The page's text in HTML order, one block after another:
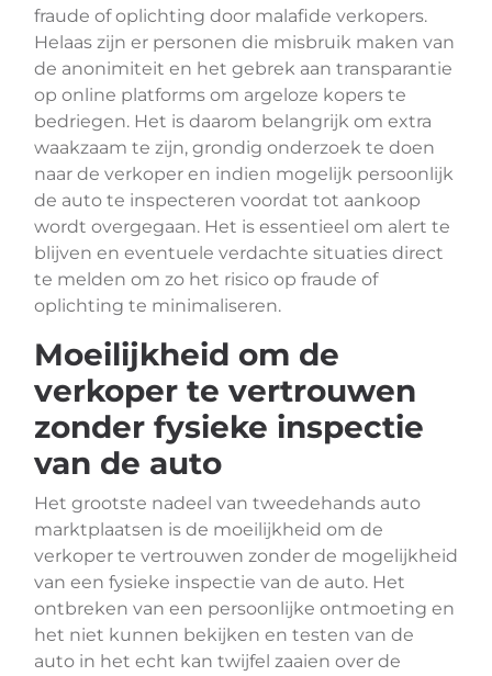
fraude of oplichting door malafide verkopers.
Helaas zijn er personen die misbruik maken van
de anonimiteit en het gebrek aan transparantie
op online platforms om argeloze kopers te
bedriegen. Het is daarom belangrijk om extra
waakzaam te zijn, grondig onderzoek te doen
naar de verkoper en indien mogelijk persoonlijk
de auto te inspecteren voordat tot aankoop
wordt overgegaan. Het is essentieel om alert te
blijven en eventuele verdachte situaties direct
te melden om zo het risico op fraude of
oplichting te minimaliseren.
Moeilijkheid om de
verkoper te vertrouwen
zonder fysieke inspectie
van de auto
Het grootste nadeel van tweedehands auto
marktplaatsen is de moeilijkheid om de
verkoper te vertrouwen zonder de mogelijkheid
van een fysieke inspectie van de auto. Het
ontbreken van een persoonlijke ontmoeting en
het niet kunnen bekijken en testen van de
auto in het echt kan twijfel zaaien over de